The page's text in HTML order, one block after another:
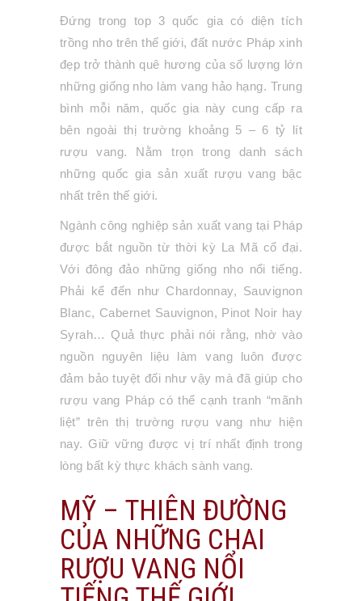
Đứng trong top 3 quốc gia có diện tích
trồng nho trên thế giới, đất nước Pháp xinh
đẹp trở thành quê hương của số lượng lớn
những giống nho làm vang hảo hạng. Trung
bình mỗi năm, quốc gia này cung cấp ra
bên ngoài thị trường khoảng 5 – 6 tỷ lít
rượu vang. Nằm trọn trong danh sách
những quốc gia sản xuất rượu vang bậc
nhất trên thế giới.
Ngành công nghiệp sản xuất vang tại Pháp
được bắt nguồn từ thời kỳ La Mã cổ đại.
Với đông đảo những giống nho nổi tiếng.
Phải kể đến như Chardonnay, Sauvignon
Blanc, Cabernet Sauvignon, Pinot Noir hay
Syrah… Quả thực phải nói rằng, nhờ vào
nguồn nguyên liệu làm vang luôn được
đảm bảo tuyệt đối như vậy mà đã giúp cho
rượu vang Pháp có thể cạnh tranh “mãnh
liệt” trên thị trường rượu vang như hiện
nay. Giữ vững được vị trí nhất định trong
lòng bất kỳ thực khách sành vang.
MỸ – THIÊN ĐƯỜNG
CỦA NHỮNG CHAI
RƯỢU VANG NỔI